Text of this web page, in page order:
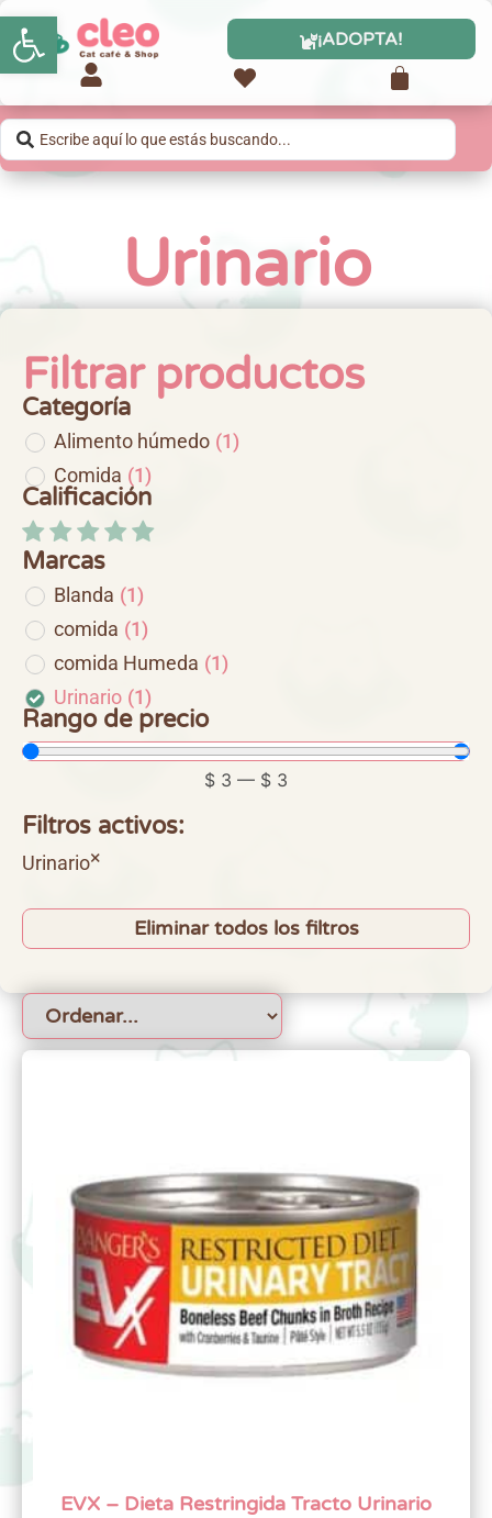
Abrir barra de herramientas ¡ADOPTA!
Urinario
Filtrar productos
Categoría
Alimento húmedo (1)
Comida (1)
Calificación
Marcas
Blanda (1)
comida (1)
comida Humeda (1)
Urinario (1)
Rango de precio
$ 3 — $ 3
Filtros activos:
Urinario×
Eliminar todos los filtros
EVX – Dieta Restringida Tracto Urinario